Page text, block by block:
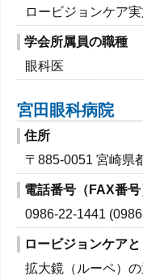
ロービジョンケア
学会所属員の職種
眼科医
宮田眼科病院
住所
〒885-0051 宮崎県
電話番号（FAX番号
0986-22-1441
ロービジョンケア
拡大鏡（ルーペ）